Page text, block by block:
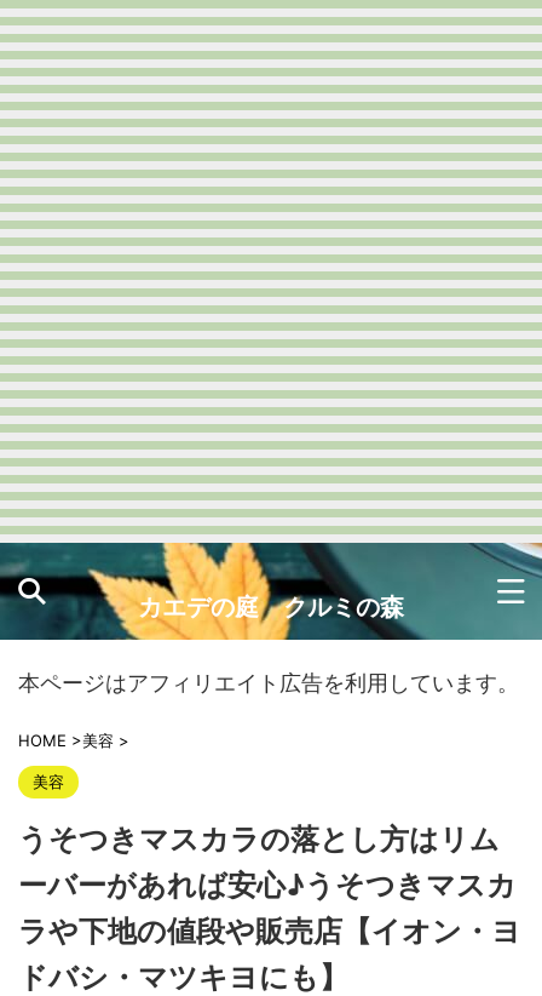
カエデの庭 クルミの森
本ページはアフィリエイト広告を利用しています。
HOME >美容 >
美容
うそつきマスカラの落とし方はリム
ーバーがあれば安心♪うそつきマスカ
ラや下地の値段や販売店【イオン・ヨ
ドバシ・マツキヨにも】